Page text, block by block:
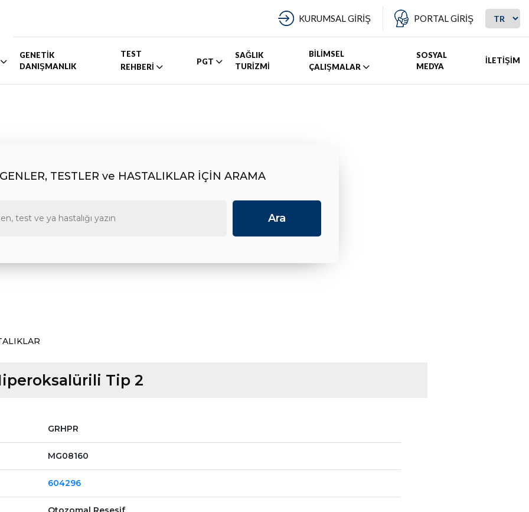
KURUMSAL GİRİŞ PORTAL GİRİŞ
GENETİK
DANIŞMANLIK
TEST
REHBERİ
PGT
SAĞLIK
TURİZMİ
BİLİMSEL
ÇALIŞMALAR
SOSYAL
MEDYA
İLETİŞİM
TESTLER ve HASTALIKLAR İÇİN ARAMA
Tip 2
GRHPR
MG08160
604296